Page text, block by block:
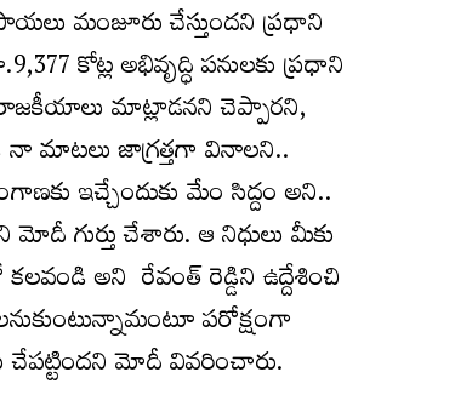
మంజూరు చేస్తుందని ప్రధాని
కోట్ల అభివృద్ధి పనులకు ప్రధాని
రాజకీయాలు మాట్లాడనని చెప్పారని,
నా మాటలు జాగ్రత్తగా వినాలని..
ఇచ్చేందుకు మేం సిద్దం అని..
గుర్తు చేశారు. ఆ నిధులు మీకు
అని రేవంత్ రెడ్డిని ఉద్దేశించి
పరోక్షంగా
చేపట్టిందని మోదీ వివరించారు.